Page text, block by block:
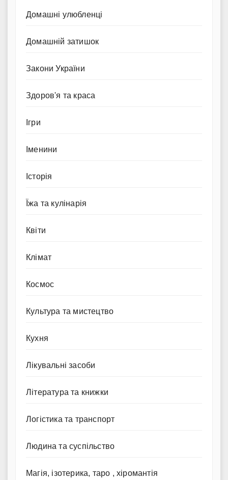
Домашні улюбленці
Домашній затишок
Закони України
Здоров'я та краса
Ігри
Іменини
Історія
Їжа та кулінарія
Квіти
Клімат
Космос
Культура та мистецтво
Кухня
Лікувальні засоби
Література та книжки
Логістика та транспорт
Людина та суспільство
Магія, ізотерика, таро , хіромантія